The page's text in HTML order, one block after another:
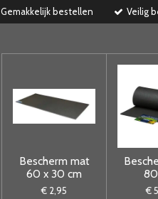
Gemakkelijk bestellen Veilig
Bescherm mat
60 x 30 cm
€ 2,95 €